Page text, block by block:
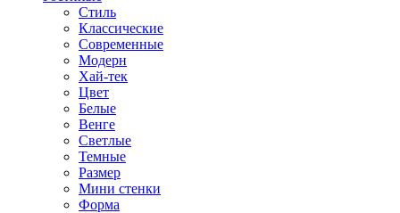
Стиль
Классические
Современные
Модерн
Хай-тек
Цвет
Белые
Венге
Светлые
Темные
Размер
Мини стенки
Форма